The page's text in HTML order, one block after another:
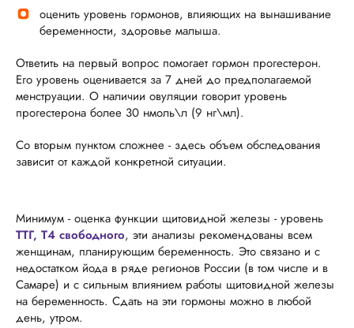
оценить уровень гормонов, влияющих на вынашивание
беременности, здоровье малыша.
Ответить на первый вопрос помогает гормон прогестерон.
Его уровень оценивается за 7 дней до предполагаемой
менструации. О наличии овуляции говорит уровень
прогестерона более 30 нмоль\л (9 нг\мл).
Со вторым пунктом сложнее - здесь объем обследования
зависит от каждой конкретной ситуации.
Минимум - оценка функции щитовидной железы - уровень
ТТГ, Т4 свободного, эти анализы рекомендованы всем
женщинам, планирующим беременность. Это связано и с
недостатком йода в ряде регионов России (в том числе и в
Самаре) и с сильным влиянием работы щитовидной железы
на беременность. Сдать на эти гормоны можно в любой
день, утром.